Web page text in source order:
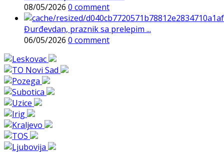
08/05/2026 0 comment
Đurđevdan, praznik sa prelepim ...
06/05/2026 0 comment